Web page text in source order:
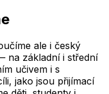
ale i český
na základní i střední
učivem i s
jako jsou přijímací